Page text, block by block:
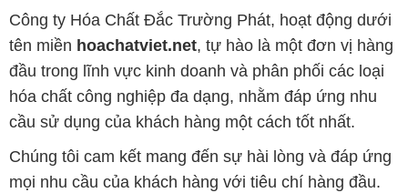
cầu sử dụng của khách hàng một cách tốt nhất.
Chúng tôi cam kết mang đến sự hài lòng và đáp ứng
mọi nhu cầu của khách hàng với tiêu chí hàng đầu.
Để đạt được mục tiêu này, chúng tôi cung cấp những
sản phẩm hóa chất chất lượng cao với giá thành hợp
lý, tạo nên giá trị thực sự cho khách hàng.
Uy tín là nguyên tắc hàng đầu trong hoạt động kinh